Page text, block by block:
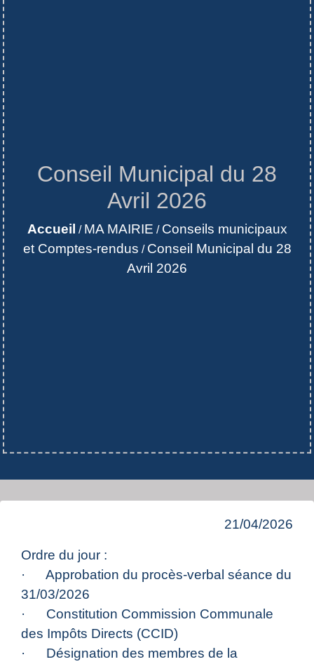
Conseil Municipal du 28
Avril 2026
Accueil / MA MAIRIE / Conseils municipaux
et Comptes-rendus / Conseil Municipal du 28
Avril 2026
21/04/2026
Ordre du jour :
· Approbation du procès-verbal séance du
31/03/2026
· Constitution Commission Communale
des Impôts Directs (CCID)
· Désignation des membres de la